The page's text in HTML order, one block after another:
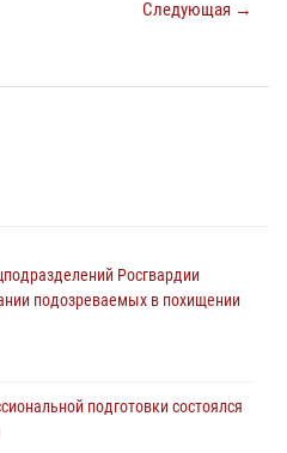
Следующая →
Росгвардии
подозреваемых в похищении
подготовки состоялся